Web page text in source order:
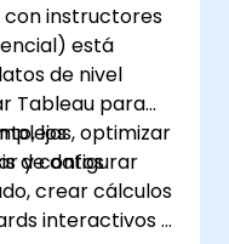
con instructores
está
de nivel
Tableau para
optimizar
de datos
los
y configurar
crear cálculos
interactivos y